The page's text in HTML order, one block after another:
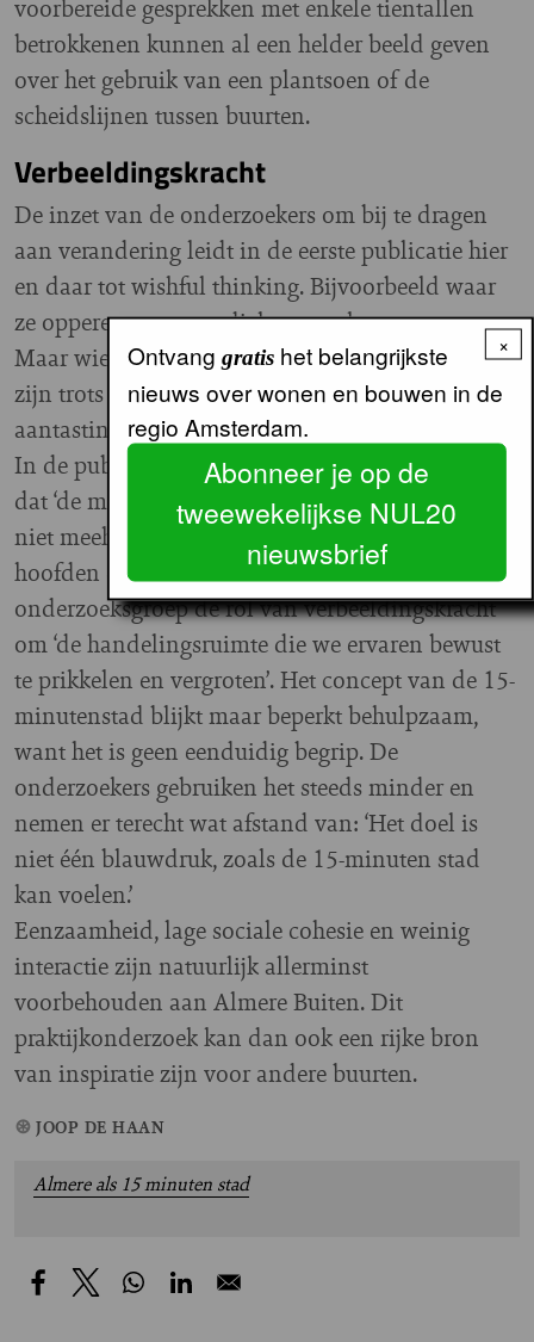
voorbereide gesprekken met enkele tientallen
betrokkenen kunnen al een helder beeld geven
over het gebruik van een plantsoen of de
scheidslijnen tussen buurten.
Verbeeldingskracht
De inzet van de onderzoekers om bij te dragen
aan verandering leidt in de eerste publicatie hier
en daar tot wishful thinking. Bijvoorbeeld waar
ze opperen om te verdichten ten koste van groen.
Maar wie ze ook om bijval vragen, de bewoners
zijn trots op het groen en mordicus tegen
aantasting.
In de publicatie van 2025 is het besef ingedaald
dat ‘de monofunctionele opzet van het stadsdeel
niet meehelpt’. Omdat afstand/nabijheid ook in
hoofden en verhalen zit, introduceert de
onderzoeksgroep de rol van verbeeldingskracht
om ‘de handelingsruimte die we ervaren bewust
te prikkelen en vergroten’. Het concept van de 15-
minutenstad blijkt maar beperkt behulpzaam,
want het is geen eenduidig begrip. De
onderzoekers gebruiken het steeds minder en
nemen er terecht wat afstand van: ‘Het doel is
niet één blauwdruk, zoals de 15-minuten stad
kan voelen.’
Eenzaamheid, lage sociale cohesie en weinig
interactie zijn natuurlijk allerminst
voorbehouden aan Almere Buiten. Dit
praktijkonderzoek kan dan ook een rijke bron
van inspiratie zijn voor andere buurten.
JOOP DE HAAN
Almere als 15 minuten stad
×
Ontvang gratishet belangrijkste
nieuws over wonen en bouwen in de
regio Amsterdam.
Abonneer je op de
tweewekelijkse NUL20
nieuwsbrief